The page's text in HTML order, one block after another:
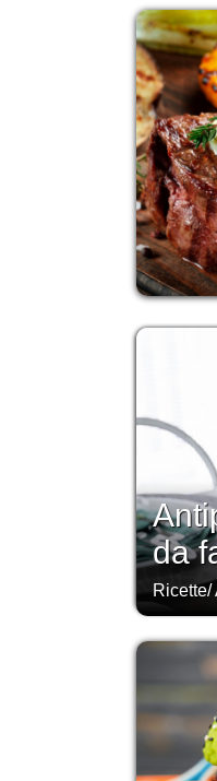
da
Ricette/